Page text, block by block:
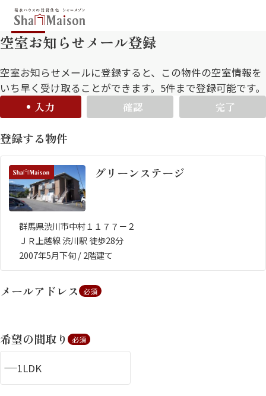
保存した条件
お気に入り
北海道
中部
九州
市区郡・路線・駅から探す
通勤・通学時間から探す
地図から探す
人気のカテゴリから探す
シャーメゾンとは
シャーメゾンセレクショ
空室お知らせメール登録
空室お知らせメールに登録すると、この物件の空室情報を
いち早く受け取ることができます。5件まで登録可能です。
入力
確認 完了
登録する物件
グリーンステージ
群馬県渋川市中村１１７７－２
ＪＲ上越線 渋川駅 徒歩28分
2007年5月下旬 / 2階建て
メールアドレス 必須
希望の間取り 必須
1LDK